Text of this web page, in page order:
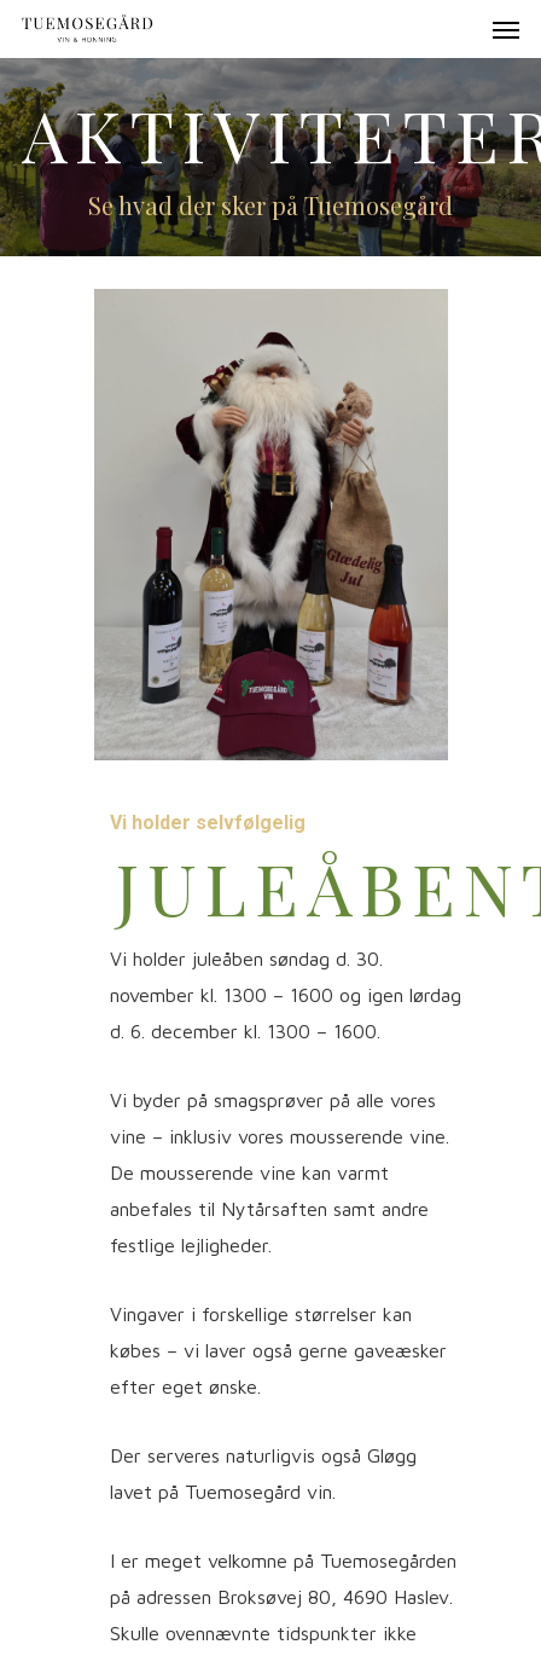
Se hvad der sker på Tuemosegård
Vi holder selvfølgelig
Vi holder juleåben søndag d. 30.
november kl. 1300 – 1600 og igen lørdag
d. 6. december kl. 1300 – 1600.
Vi byder på smagsprøver på alle vores
vine – inklusiv vores mousserende vine.
De mousserende vine kan varmt
anbefales til Nytårsaften samt andre
festlige lejligheder.
Vingaver i forskellige størrelser kan
købes – vi laver også gerne gaveæsker
efter eget ønske.
Der serveres naturligvis også Gløgg
lavet på Tuemosegård vin.
I er meget velkomne på Tuemosegården
på adressen Broksøvej 80, 4690 Haslev.
Skulle ovennævnte tidspunkter ikke